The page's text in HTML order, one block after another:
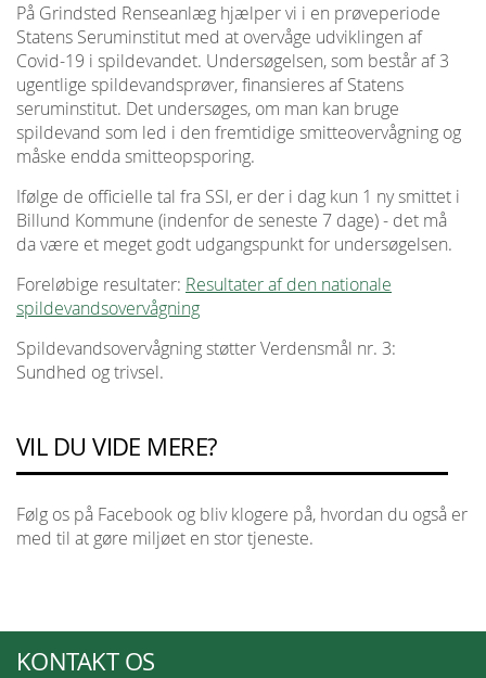
På Grindsted Renseanlæg hjælper vi i en prøveperiode
Statens Seruminstitut med at overvåge udviklingen af
Covid-19 i spildevandet. Undersøgelsen, som består af 3
ugentlige spildevandsprøver, finansieres af Statens
seruminstitut. Det undersøges, om man kan bruge
spildevand som led i den fremtidige smitteovervågning og
måske endda smitteopsporing.
Ifølge de officielle tal fra SSI, er der i dag kun 1 ny smittet i
Billund Kommune (indenfor de seneste 7 dage) - det må
da være et meget godt udgangspunkt for undersøgelsen.
Foreløbige resultater: Resultater af den nationale
spildevandsovervågning
Spildevandsovervågning støtter Verdensmål nr. 3:
Sundhed og trivsel.
VIL DU VIDE MERE?
Følg os på Facebook og bliv klogere på, hvordan du også er
med til at gøre miljøet en stor tjeneste.
KONTAKT OS